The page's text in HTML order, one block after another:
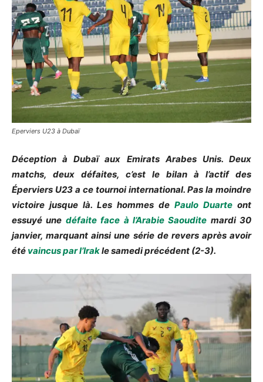
Eperviers U23 à Dubaï
Déception à Dubaï aux Emirats Arabes Unis. Deux
matchs, deux défaites, c’est le bilan à l’actif des
Éperviers U23 a ce tournoi international. Pas la moindre
victoire jusque là. Les hommes de Paulo Duarte ont
essuyé une défaite face à l’Arabie Saoudite mardi 30
janvier, marquant ainsi une série de revers après avoir
été vaincus par l’Irakle samedi précédent (2-3).